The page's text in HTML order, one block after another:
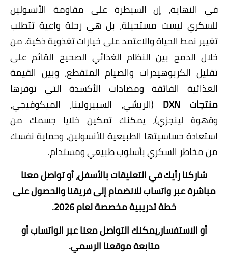
​في النهاية، إن السيطرة على مقاومة الأنسولين
للسكري ليست مستحيلة، بل هي رحلة واعية تتطلب
تغيير نمط الحياة والاعتمد على خيارات تغذوية ذكية. من
خلال الدمج بين النظام الغذائي الصحيح القائم على
تقليل الكربوهيدرات والصيام المتقطع، وبين القيمة
الغذائية الفائقة ومضادات الأكسدة التي توفرها
منتجات DXN
(الريشي، السبيرولينا، الميكوفيجي،
وقهوة لينجزي)، يمكنك تمكين خلايا جسمك من
استعادة حساسيتها الطبيعية للأنسولين، وحماية نفسك
من مخاطر السكري بأسلوب طبيعي ومستدام.
شاركنا رأيك في التعليقات بالأسفل، أو تواصل معنا
مباشرة عبر واتساب للانضمام إلى فريقنا والحصول على
خطة تدريبية مخصصة لعام 2026.
أو الاستفسار،يمكنكالتواصل معنا عبر الواتسابأو
متابعةموقعنا الرسمي.